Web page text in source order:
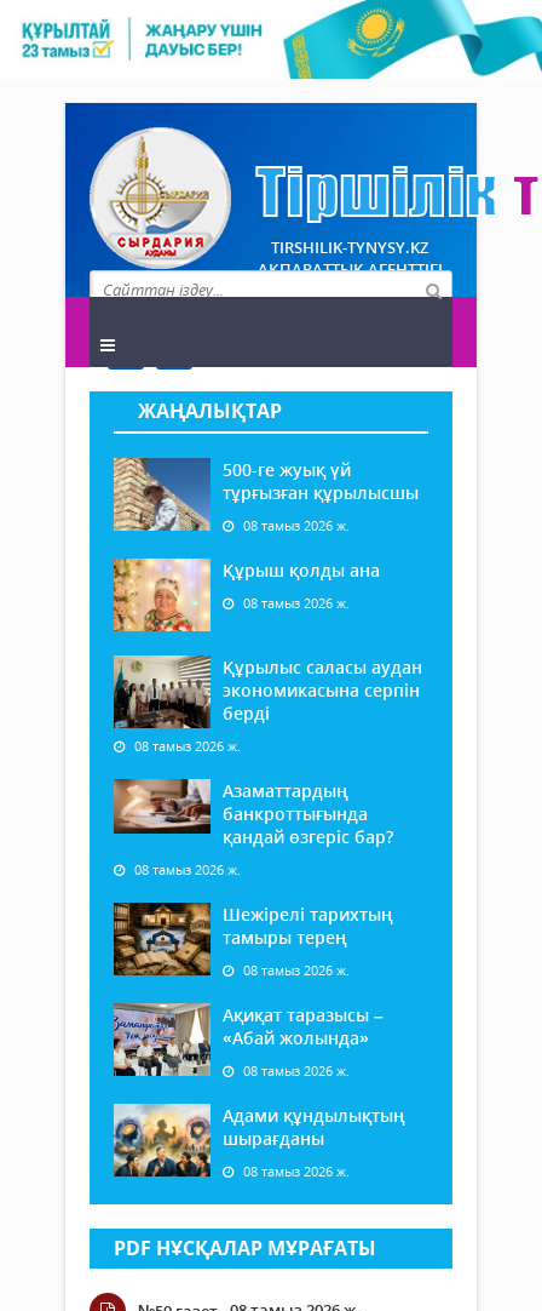
TIRSHILIK-TYNYSY.KZ
АҚПАРАТТЫҚ АГЕНТТІГІ
ЖАҢАЛЫҚТАР
500-ге жуық үй
тұрғызған құрылысшы
08 тамыз 2026 ж.
Құрыш қолды ана
08 тамыз 2026 ж.
Құрылыс саласы аудан
экономикасына серпін
берді
08 тамыз 2026 ж.
Азаматтардың
банкроттығында
қандай өзгеріс бар?
08 тамыз 2026 ж.
Шежірелі тарихтың
тамыры терең
08 тамыз 2026 ж.
Ақиқат таразысы –
«Абай жолында»
08 тамыз 2026 ж.
Адами құндылықтың
шырағданы
08 тамыз 2026 ж.
PDF НҰСҚАЛАР МҰРАҒАТЫ